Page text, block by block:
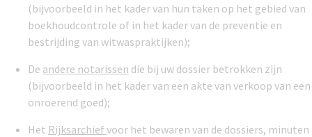
(bijvoorbeeld in het kader van hun taken op het gebied van
boekhoudcontrole of in het kader van de preventie en
bestrijding van witwaspraktijken);
De andere notarissen die bij uw dossier betrokken zijn
(bijvoorbeeld in het kader van een akte van verkoop van een
onroerend goed);
Het Rijksarchiefvoor het bewaren van de dossiers, minuten